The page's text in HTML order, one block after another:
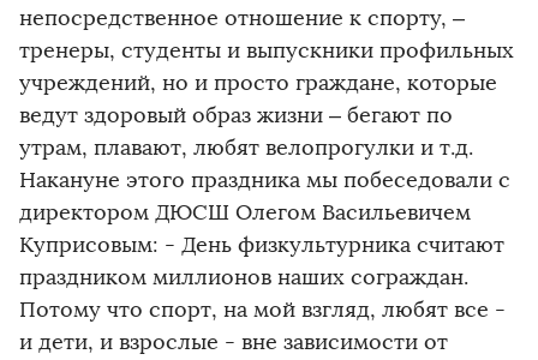
непосредственное отношение к спорту, –
тренеры, студенты и выпускники профильных
учреждений, но и просто граждане, которые
ведут здоровый образ жизни – бегают по
утрам, плавают, любят велопрогулки и т.д.
Накануне этого праздника мы побеседовали с
директором ДЮСШ Олегом Васильевичем
Куприсовым: - День физкультурника считают
праздником миллионов наших сограждан.
Потому что спорт, на мой взгляд, любят все -
и дети, и взрослые - вне зависимости от